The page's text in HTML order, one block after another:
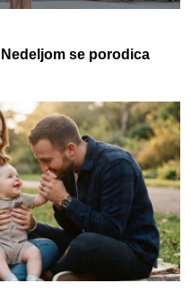
se porodica